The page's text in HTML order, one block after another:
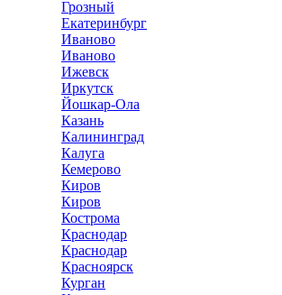
Грозный
Екатеринбург
Иваново
Иваново
Ижевск
Иркутск
Йошкар-Ола
Казань
Калининград
Калуга
Кемерово
Киров
Киров
Кострома
Краснодар
Краснодар
Красноярск
Курган